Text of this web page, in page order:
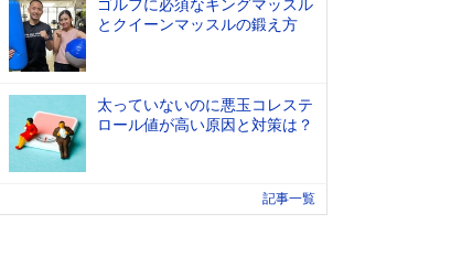
ゴルフに必須なキングマッスル
とクイーンマッスルの鍛え方
太っていないのに悪玉コレステ
ロール値が高い原因と対策は？
記事一覧